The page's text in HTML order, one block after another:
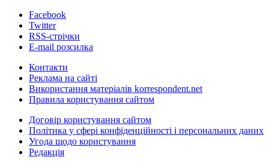
Facebook
Twitter
RSS-стрічки
E-mail розсилка
Контакти
Реклама на сайті
Використання матеріалів korrespondent.net
Правила користування сайтом
Договір користування сайтом
Політика у сфері конфіденційності і персональних даних
Угода щодо користування
Редакція